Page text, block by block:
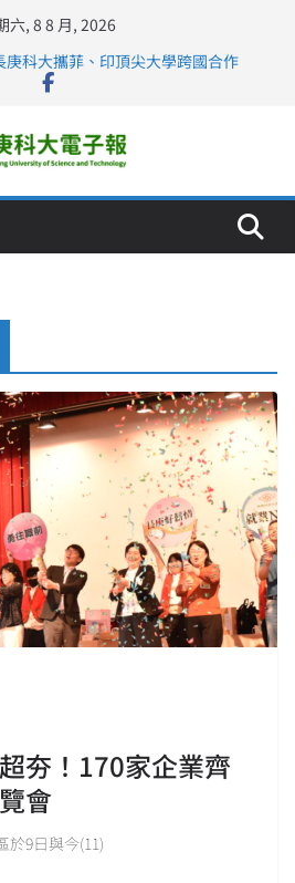
六, 8 8 月, 2026
科大攜菲、印頂尖大學跨國合作
療集團、美容學校收穫豐
大締結策略聯盟 培育護理尖兵
居《遠見》醫學大學第5名 辦學實力再
夯！170家企業齊
會
於9日與今(11)